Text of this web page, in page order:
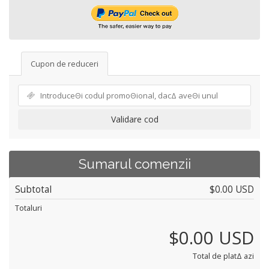
Cupon de reduceri
Validare cod
Sumarul comenzii
Subtotal $0.00 USD
Totaluri
$0.00 USD
Total de platΔ azi